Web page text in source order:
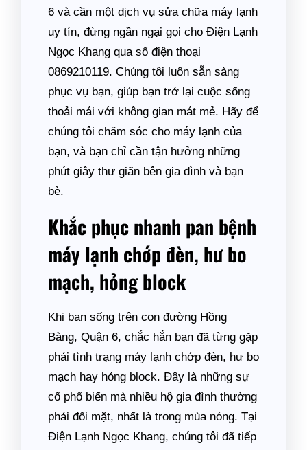
6 và cần một dịch vụ sửa chữa máy lạnh
uy tín, đừng ngần ngại gọi cho Điện Lạnh
Ngọc Khang qua số điện thoại
0869210119. Chúng tôi luôn sẵn sàng
phục vụ bạn, giúp bạn trở lại cuộc sống
thoải mái với không gian mát mẻ. Hãy để
chúng tôi chăm sóc cho máy lạnh của
bạn, và bạn chỉ cần tận hưởng những
phút giây thư giãn bên gia đình và bạn
bè.
Khắc phục nhanh pan bệnh
máy lạnh chớp đèn, hư bo
mạch, hỏng block
Khi bạn sống trên con đường Hồng
Bàng, Quận 6, chắc hẳn bạn đã từng gặp
phải tình trạng máy lạnh chớp đèn, hư bo
mạch hay hỏng block. Đây là những sự
cố phổ biến mà nhiều hộ gia đình thường
phải đối mặt, nhất là trong mùa nóng. Tại
Điện Lạnh Ngọc Khang, chúng tôi đã tiếp